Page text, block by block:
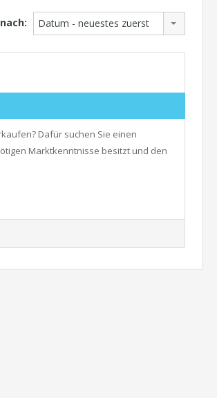
Datum - neuestes zuerst
Dafür suchen Sie einen
Marktkenntnisse besitzt und den